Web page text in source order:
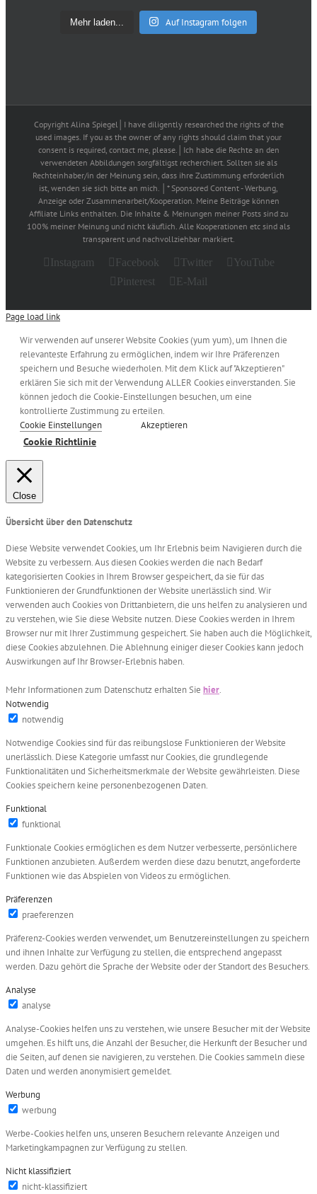
Mehr laden... Auf Instagram folgen
Copyright Alina Spiegel│I have diligently researched the rights of the
used images. If you as the owner of any rights should claim that your
consent is required, contact me, please.│Ich habe die Rechte an den
verwendeten Abbildungen sorgfältigst recherchiert. Sollten sie als
Rechteinhaber/in der Meinung sein, dass ihre Zustimmung erforderlich
ist, wenden sie sich bitte an mich. │* Sponsored Content - Werbung,
Anzeige oder Zusammenarbeit/Kooperation. Meine Beiträge können
Affiliate Links enthalten. Die Inhalte & Meinungen meiner Posts sind zu
100% meiner Meinung und nicht käuflich. Alle Kooperationen etc sind als
transparent und nachvollziehbar markiert.
Instagram Facebook Twitter
YouTube
Pinterest
E-Mail
Page load link
Wir verwenden auf unserer Website Cookies (yum yum), um Ihnen die
relevanteste Erfahrung zu ermöglichen, indem wir Ihre Präferenzen
speichern und Besuche wiederholen. Mit dem Klick auf "Akzeptieren"
erklären Sie sich mit der Verwendung ALLER Cookies einverstanden. Sie
können jedoch die Cookie-Einstellungen besuchen, um eine
kontrollierte Zustimmung zu erteilen.
Cookie Einstellungen
Akzeptieren
Cookie Richtlinie
Close
Übersicht über den Datenschutz
Diese Website verwendet Cookies, um Ihr Erlebnis beim Navigieren durch die
Website zu verbessern. Aus diesen Cookies werden die nach Bedarf
kategorisierten Cookies in Ihrem Browser gespeichert, da sie für das
Funktionieren der Grundfunktionen der Website unerlässlich sind. Wir
verwenden auch Cookies von Drittanbietern, die uns helfen zu analysieren und
zu verstehen, wie Sie diese Website nutzen. Diese Cookies werden in Ihrem
Browser nur mit Ihrer Zustimmung gespeichert. Sie haben auch die Möglichkeit,
diese Cookies abzulehnen. Die Ablehnung einiger dieser Cookies kann jedoch
Auswirkungen auf Ihr Browser-Erlebnis haben.
Mehr Informationen zum Datenschutz erhalten Sie hier.
Notwendig
notwendig
Notwendige Cookies sind für das reibungslose Funktionieren der Website
unerlässlich. Diese Kategorie umfasst nur Cookies, die grundlegende
Funktionalitäten und Sicherheitsmerkmale der Website gewährleisten. Diese
Cookies speichern keine personenbezogenen Daten.
Funktional
funktional
Funktionale Cookies ermöglichen es dem Nutzer verbesserte, persönlichere
Funktionen anzubieten. Außerdem werden diese dazu benutzt, angeforderte
Funktionen wie das Abspielen von Videos zu ermöglichen.
Präferenzen
praeferenzen
Präferenz-Cookies werden verwendet, um Benutzereinstellungen zu speichern
und ihnen Inhalte zur Verfügung zu stellen, die entsprechend angepasst
werden. Dazu gehört die Sprache der Website oder der Standort des Besuchers.
Analyse
analyse
Analyse-Cookies helfen uns zu verstehen, wie unsere Besucher mit der Website
umgehen. Es hilft uns, die Anzahl der Besucher, die Herkunft der Besucher und
die Seiten, auf denen sie navigieren, zu verstehen. Die Cookies sammeln diese
Daten und werden anonymisiert gemeldet.
Werbung
werbung
Werbe-Cookies helfen uns, unseren Besuchern relevante Anzeigen und
Marketingkampagnen zur Verfügung zu stellen.
Nicht klassifiziert
nicht-klassifiziert